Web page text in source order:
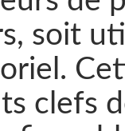
soit
clefs